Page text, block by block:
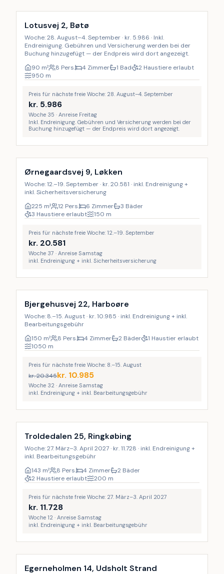
Lotusvej 2, Bøtø
Woche: 28. August–4. September · kr. 5.986 · Inkl.
Endreinigung. Gebühren und Versicherung werden bei der
Buchung hinzugefügt — der Endpreis wird dort angezeigt.
90 m² 8 Pers. 4 Zimmer 1 Bad
2 Haustiere erlaubt
950 m
Preis für nächste freie Woche: 28. August–4. September
kr. 5.986
Woche 35 · Anreise Freitag
Inkl. Endreinigung. Gebühren und Versicherung werden bei der
Buchung hinzugefügt — der Endpreis wird dort angezeigt.
Inkl. Endreinigung
Ørnegaardsvej 9, Løkken
Woche: 12.–19. September · kr. 20.581 · inkl. Endreinigung +
inkl. Sicherheitsversicherung
225 m² 12 Pers. 6 Zimmer
3 Bäder
3 Haustiere erlaubt
150 m
Preis für nächste freie Woche: 12.–19. September
kr. 20.581
Woche 37 · Anreise Samstag
inkl. Endreinigung + inkl. Sicherheitsversicherung
LAST MINUTE
Inkl. Endreinigung
Bjergehusvej 22, Harboøre
Woche: 8.–15. August · kr. 10.985 · inkl. Endreinigung + inkl.
Bearbeitungsgebühr
150 m² 8 Pers. 4 Zimmer 2 Bäder
1 Haustier erlaubt
1050 m
Preis für nächste freie Woche: 8.–15. August
kr.20.345kr. 10.985
Woche 32 · Anreise Samstag
inkl. Endreinigung + inkl. Bearbeitungsgebühr
Inkl. Endreinigung
Troldedalen 25, Ringkøbing
Woche: 27. März–3. April 2027 · kr. 11.728 · inkl. Endreinigung +
inkl. Bearbeitungsgebühr
143 m² 8 Pers. 4 Zimmer
2 Bäder
2 Haustiere erlaubt
200 m
Preis für nächste freie Woche: 27. März–3. April 2027
kr. 11.728
Woche 12 · Anreise Samstag
inkl. Endreinigung + inkl. Bearbeitungsgebühr
Inkl. Endreinigung
Egerneholmen 14, Udsholt Strand